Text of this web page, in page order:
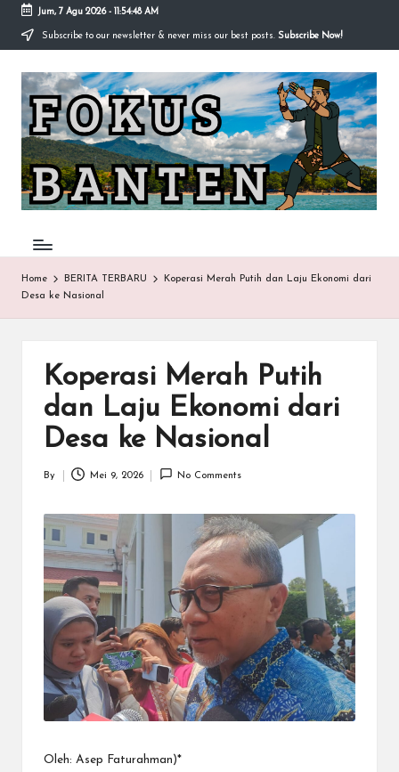
Skip
content
Jum, 7 Agu 2026- 11:54:49 AM
Subscribe to our newsletter & never miss our best posts. Subscribe Now!
F
O
K
U
S-
B
A
N
Home BERITA TERBARU
Koperasi Merah Putih dan Laju Ekonomi dari
Desa ke Nasional
Koperasi Merah Putih
dan Laju Ekonomi dari
Desa ke Nasional
Posted
By Mei 9, 2026 No Comments
Oleh: Asep Faturahman)*